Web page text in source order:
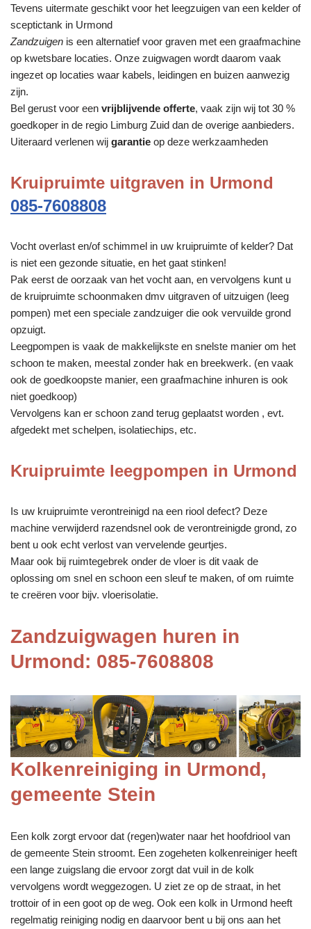
Tevens uitermate geschikt voor het leegzuigen van een kelder of
sceptictank in Urmond
Zandzuigen is een alternatief voor graven met een graafmachine
op kwetsbare locaties. Onze zuigwagen wordt daarom vaak
ingezet op locaties waar kabels, leidingen en buizen aanwezig
zijn.
Bel gerust voor een vrijblijvende offerte, vaak zijn wij tot 30 %
goedkoper in de regio Limburg Zuid dan de overige aanbieders.
Uiteraard verlenen wij garantie op deze werkzaamheden
Kruipruimte uitgraven in Urmond
085-7608808
Vocht overlast en/of schimmel in uw kruipruimte of kelder? Dat
is niet een gezonde situatie, en het gaat stinken!
Pak eerst de oorzaak van het vocht aan, en vervolgens kunt u
de kruipruimte schoonmaken dmv uitgraven of uitzuigen (leeg
pompen) met een speciale zandzuiger die ook vervuilde grond
opzuigt.
Leegpompen is vaak de makkelijkste en snelste manier om het
schoon te maken, meestal zonder hak en breekwerk. (en vaak
ook de goedkoopste manier, een graafmachine inhuren is ook
niet goedkoop)
Vervolgens kan er schoon zand terug geplaatst worden , evt.
afgedekt met schelpen, isolatiechips, etc.
Kruipruimte leegpompen in Urmond
Is uw kruipruimte verontreinigd na een riool defect? Deze
machine verwijderd razendsnel ook de verontreinigde grond, zo
bent u ook echt verlost van vervelende geurtjes.
Maar ook bij ruimtegebrek onder de vloer is dit vaak de
oplossing om snel en schoon een sleuf te maken, of om ruimte
te creëren voor bijv. vloerisolatie.
Zandzuigwagen huren in
Urmond: 085-7608808
Kolkenreiniging in Urmond,
gemeente Stein
Een kolk zorgt ervoor dat (regen)water naar het hoofdriool van
de gemeente Stein stroomt. Een zogeheten kolkenreiniger heeft
een lange zuigslang die ervoor zorgt dat vuil in de kolk
vervolgens wordt weggezogen. U ziet ze op de straat, in het
trottoir of in een goot op de weg. Ook een kolk in Urmond heeft
regelmatig reiniging nodig en daarvoor bent u bij ons aan het